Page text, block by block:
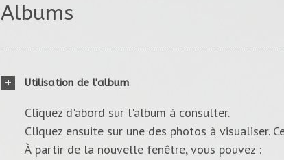
Albums
Utilisation de l'album
Cliquez d'abord sur l'album à consulter.
Cliquez ensuite sur une des photos à visualiser.
À partir de la nouvelle fenêtre, vous pouvez :